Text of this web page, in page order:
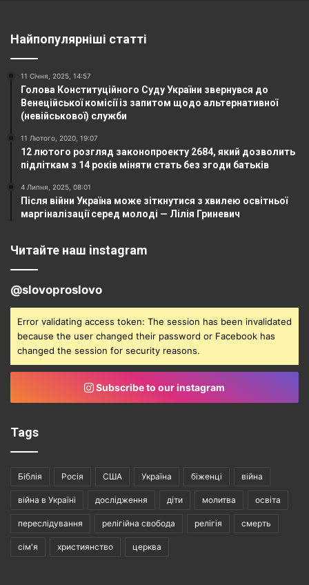
Найпопулярніші статті
11 Січня, 2025, 14:57
Голова Конституційного Суду України звернувся до
Венеційської комісії із запитом щодо альтернативної
(невійськової) служби
11 Лютого, 2020, 19:07
12 лютого розгляд законопроекту 2684, який дозволить
підліткам з 14 років міняти стать без згоди батьків
4 Липня, 2025, 08:01
Після війни Україна може зіткнутися з хвилею освітньої
маргіналізації серед молоді — Лілія Гриневич
Читайте наш instagram
@slovoproslovo
Error validating access token: The session has been invalidated
because the user changed their password or Facebook has
changed the session for security reasons.
Subscribe to our instagram
Tags
Біблія Росія США Україна біженці війна
війна в Україні дослідження діти молитва освіта
переслідування релігійна свобода релігія смерть
сім'я християнство церква